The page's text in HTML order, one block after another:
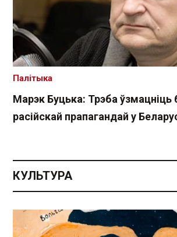
Марэк Буцька: Трэба ўзмацніць
расійскай прапагандай у
Палітыка
КУЛЬТУРА